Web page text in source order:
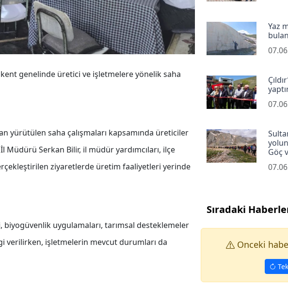
genelinde üretici ve işletmelere yönelik saha
yürütülen saha çalışmaları kapsamında üreticiler
Serkan Bilir, il müdür yardımcıları, ilçe
ziyaretlerde üretim faaliyetleri yerinde
biyogüvenlik uygulamaları, tarımsal desteklemeler
verilirken, işletmelerin mevcut durumları da
Yaz
Göç
Sıradaki
Onceki